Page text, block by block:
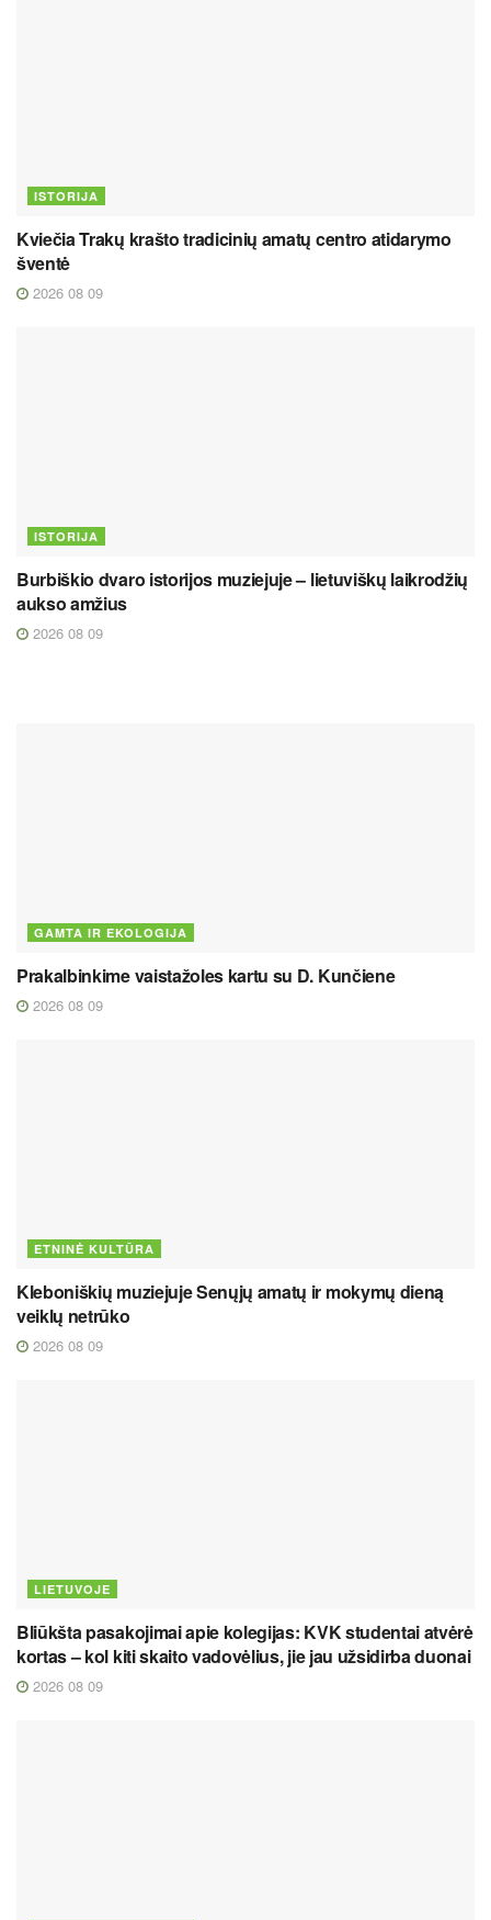
ISTORIJA
Kviečia Trakų krašto tradicinių amatų centro atidarymo
šventė
2026 08 09
ISTORIJA
Burbiškio dvaro istorijos muziejuje – lietuviškų laikrodžių
aukso amžius
2026 08 09
GAMTA IR EKOLOGIJA
Prakalbinkime vaistažoles kartu su D. Kunčiene
2026 08 09
ETNINĖ KULTŪRA
Kleboniškių muziejuje Senųjų amatų ir mokymų dieną
veiklų netrūko
2026 08 09
LIETUVOJE
Bliūkšta pasakojimai apie kolegijas: KVK studentai atvėrė
kortas – kol kiti skaito vadovėlius, jie jau užsidirba duonai
2026 08 09